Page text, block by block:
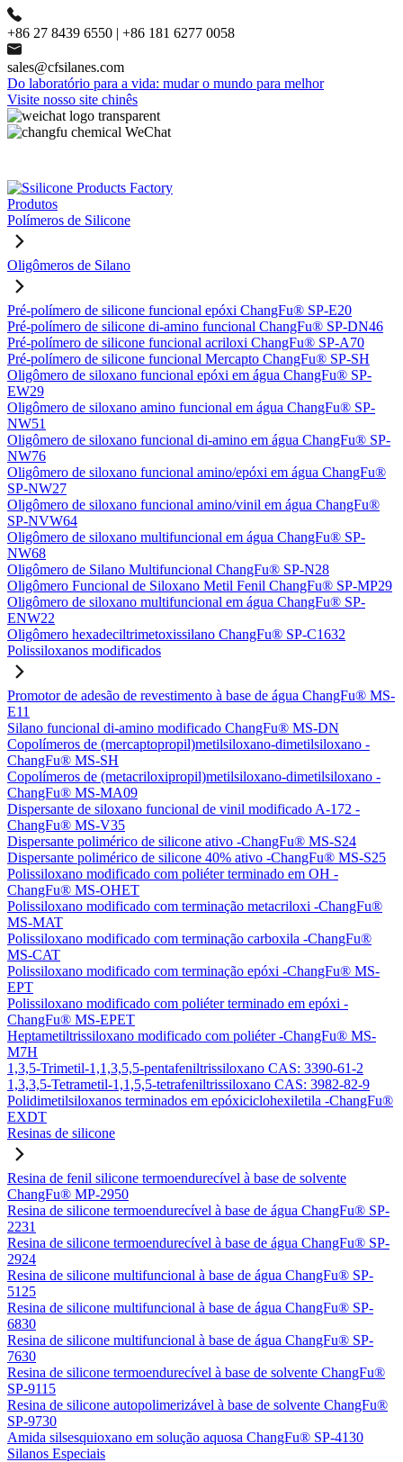
+86 27 8439 6550 | +86 181 6277 0058
sales@cfsilanes.com
Do laboratório para a vida: mudar o mundo para melhor
Visite nosso site chinês
Produtos
Polímeros de Silicone
Oligômeros de Silano
Pré-polímero de silicone funcional epóxi ChangFu® SP-E20
Pré-polímero de silicone di-amino funcional ChangFu® SP-DN46
Pré-polímero de silicone funcional acriloxi ChangFu® SP-A70
Pré-polímero de silicone funcional Mercapto ChangFu® SP-SH
Oligômero de siloxano funcional epóxi em água ChangFu® SP-
EW29
Oligômero de siloxano amino funcional em água ChangFu® SP-
NW51
Oligômero de siloxano funcional di-amino em água ChangFu® SP-
NW76
Oligômero de siloxano funcional amino/epóxi em água ChangFu®
SP-NW27
Oligômero de siloxano funcional amino/vinil em água ChangFu®
SP-NVW64
Oligômero de siloxano multifuncional em água ChangFu® SP-
NW68
Oligômero de Silano Multifuncional ChangFu® SP-N28
Oligômero Funcional de Siloxano Metil Fenil ChangFu® SP-MP29
Oligômero de siloxano multifuncional em água ChangFu® SP-
ENW22
Oligômero hexadeciltrimetoxissilano ChangFu® SP-C1632
Polissiloxanos modificados
Promotor de adesão de revestimento à base de água ChangFu® MS-
E11
Silano funcional di-amino modificado ChangFu® MS-DN
Copolímeros de (mercaptopropil)metilsiloxano-dimetilsiloxano -
ChangFu® MS-SH
Copolímeros de (metacriloxipropil)metilsiloxano-dimetilsiloxano -
ChangFu® MS-MA09
Dispersante de siloxano funcional de vinil modificado A-172 -
ChangFu® MS-V35
Dispersante polimérico de silicone ativo -ChangFu® MS-S24
Dispersante polimérico de silicone 40% ativo -ChangFu® MS-S25
Polissiloxano modificado com poliéter terminado em OH -
ChangFu® MS-OHET
Polissiloxano modificado com terminação metacriloxi -ChangFu®
MS-MAT
Polissiloxano modificado com terminação carboxila -ChangFu®
MS-CAT
Polissiloxano modificado com terminação epóxi -ChangFu® MS-
EPT
Polissiloxano modificado com poliéter terminado em epóxi -
ChangFu® MS-EPET
Heptametiltrissiloxano modificado com poliéter -ChangFu® MS-
M7H
1,3,5-Trimetil-1,1,3,5,5-pentafeniltrissiloxano CAS: 3390-61-2
1,3,3,5-Tetrametil-1,1,5,5-tetrafeniltrissiloxano CAS: 3982-82-9
Polidimetilsiloxanos terminados em epóxiciclohexiletila -ChangFu®
EXDT
Resinas de silicone
Resina de fenil silicone termoendurecível à base de solvente
ChangFu® MP-2950
Resina de silicone termoendurecível à base de água ChangFu® SP-
2231
Resina de silicone termoendurecível à base de água ChangFu® SP-
2924
Resina de silicone multifuncional à base de água ChangFu® SP-
5125
Resina de silicone multifuncional à base de água ChangFu® SP-
6830
Resina de silicone multifuncional à base de água ChangFu® SP-
7630
Resina de silicone termoendurecível à base de solvente ChangFu®
SP-9115
Resina de silicone autopolimerizável à base de solvente ChangFu®
SP-9730
Amida silsesquioxano em solução aquosa ChangFu® SP-4130
Silanos Especiais